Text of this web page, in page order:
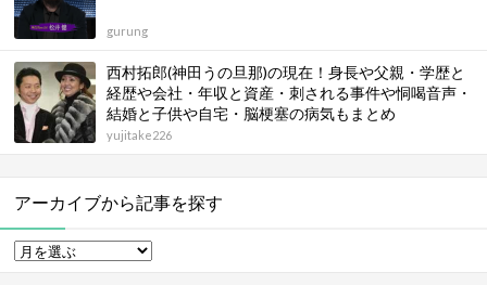
gurung
西村拓郎(神田うの旦那)の現在！身長や父親・学歴と
経歴や会社・年収と資産・刺される事件や恫喝音声・
結婚と子供や自宅・脳梗塞の病気もまとめ
yujitake226
アーカイブから記事を探す